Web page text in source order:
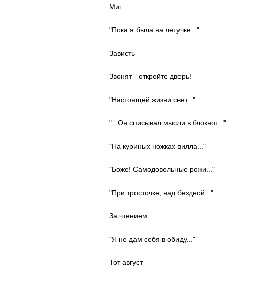
Миг
"Пока я была на летучке..."
Зависть
Звонят - откройте дверь!
"Настоящей жизни свет..."
"...Он списывал мысли в блокнот..."
"На куриных ножках вилла..."
"Боже! Самодовольные рожи..."
"При тросточке, над бездной..."
За чтением
"Я не дам себя в обиду..."
Тот август